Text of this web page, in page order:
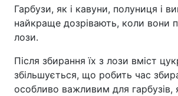
Гарбузи, як і кавуни, полуниця і
найкраще дозрівають, коли вони
лози.
Після збирання їх з лози вміст
збільшується, що робить час
особливо важливим для гарбузів,